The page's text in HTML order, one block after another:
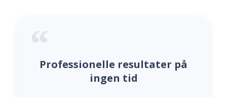
Professionelle resultater på
ingen tid